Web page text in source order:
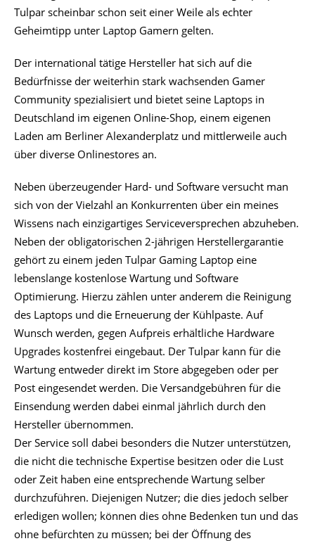
Tulpar scheinbar schon seit einer Weile als echter
Geheimtipp unter Laptop Gamern gelten.
Der international tätige Hersteller hat sich auf die
Bedürfnisse der weiterhin stark wachsenden Gamer
Community spezialisiert und bietet seine Laptops in
Deutschland im eigenen Online-Shop, einem eigenen
Laden am Berliner Alexanderplatz und mittlerweile auch
über diverse Onlinestores an.
Neben überzeugender Hard- und Software versucht man
sich von der Vielzahl an Konkurrenten über ein meines
Wissens nach einzigartiges Serviceversprechen abzuheben.
Neben der obligatorischen 2-jährigen Herstellergarantie
gehört zu einem jeden Tulpar Gaming Laptop eine
lebenslange kostenlose Wartung und Software
Optimierung. Hierzu zählen unter anderem die Reinigung
des Laptops und die Erneuerung der Kühlpaste. Auf
Wunsch werden, gegen Aufpreis erhältliche Hardware
Upgrades kostenfrei eingebaut. Der Tulpar kann für die
Wartung entweder direkt im Store abgegeben oder per
Post eingesendet werden. Die Versandgebühren für die
Einsendung werden dabei einmal jährlich durch den
Hersteller übernommen.
Der Service soll dabei besonders die Nutzer unterstützen,
die nicht die technische Expertise besitzen oder die Lust
oder Zeit haben eine entsprechende Wartung selber
durchzuführen. Diejenigen Nutzer; die dies jedoch selber
erledigen wollen; können dies ohne Bedenken tun und das
ohne befürchten zu müssen; bei der Öffnung des